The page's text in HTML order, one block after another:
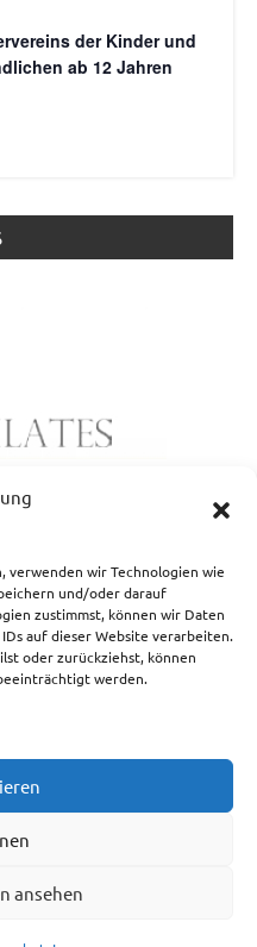
verwenden wir Technologien wie
und/oder darauf
zustimmst, können wir Daten
auf dieser Website verarbeiten.
oder zurückziehst, können
werden.
ansehen
der Kinder und
ab 12 Jahren